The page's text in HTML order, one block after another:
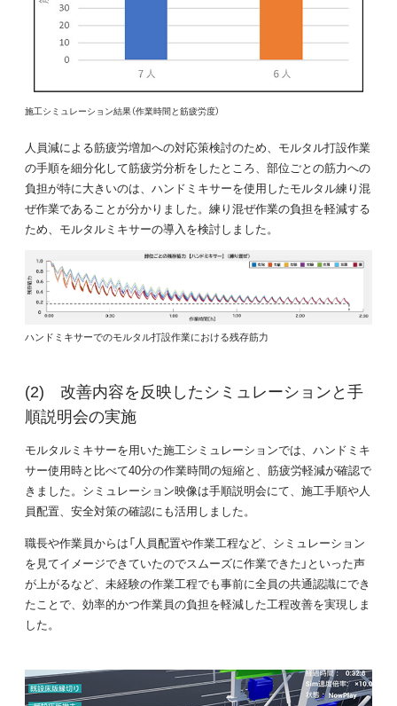
施工シミュレーション結果（作業時間と筋疲労度）
人員減による筋疲労増加への対応策検討のため、モルタル打設作業
の手順を細分化して筋疲労分析をしたところ、部位ごとの筋力への
負担が特に大きいのは、ハンドミキサーを使用したモルタル練り混
ぜ作業であることが分かりました。練り混ぜ作業の負担を軽減する
ため、モルタルミキサーの導入を検討しました。
ハンドミキサーでのモルタル打設作業における残存筋力
改善内容を反映したシミュレーションと手
順説明会の実施
モルタルミキサーを用いた施工シミュレーションでは、ハンドミキ
サー使用時と比べて40分の作業時間の短縮と、筋疲労軽減が確認で
きました。シミュレーション映像は手順説明会にて、施工手順や人
員配置、安全対策の確認にも活用しました。
職長や作業員からは「人員配置や作業工程など、シミュレーション
を見てイメージできていたのでスムーズに作業できた」といった声
が上がるなど、未経験の作業工程でも事前に全員の共通認識にでき
たことで、効率的かつ作業員の負担を軽減した工程改善を実現しま
した。